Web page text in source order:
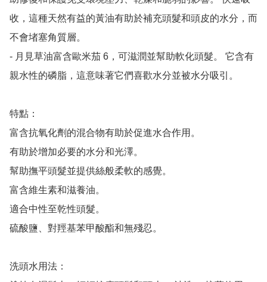
收，這種天然有益的黃油有助於補充頭髮和頭皮的水分，而
不會堵塞角質層。
- 月見草油富含歐米茄 6，可滋潤並幫助軟化頭髮。 它含有
親水性的磷脂，這意味著它們喜歡水分並被水分吸引。
特點：
富含抗氧化劑的混合物有助於促進水合作用。
有助於增加必要的水分和光澤。
幫助撫平頭髮並提供絲般柔軟的感覺。
富含維生素和滋養油。
適合中性至乾性頭髮。
硫酸鹽、對羥基苯甲酸酯和無殘忍。
洗頭水用法：